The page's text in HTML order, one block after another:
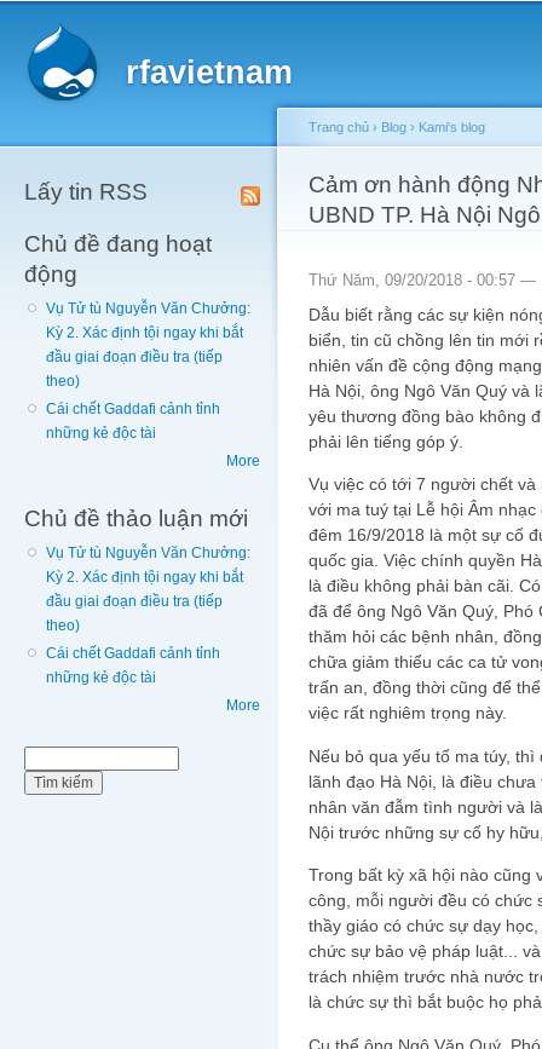
rfavietnam
Lấy tin RSS
Chủ đề đang hoạt
động
Vụ Tử tù Nguyễn Văn Chưởng:
Kỳ 2. Xác định tội ngay khi bắt
đầu giai đoạn điều tra (tiếp
theo)
Cái chết Gaddafi cảnh tỉnh
những kẻ độc tài
More
Chủ đề thảo luận mới
Vụ Tử tù Nguyễn Văn Chưởng:
Kỳ 2. Xác định tội ngay khi bắt
đầu giai đoạn điều tra (tiếp
theo)
Cái chết Gaddafi cảnh tỉnh
những kẻ độc tài
More
You are here
Trang chủ › Blog › Kami's blog
Cảm ơn hành động
UBND TP. Hà Nội
Thứ Năm, 09/20/2018 - 00:57 —
Dẫu biết rằng các sự kiện
biển, tin cũ chồng lên tin mới
nhiên vấn đề cộng động
Hà Nội, ông Ngô Văn Quý và
yêu thương đồng bào không
phải lên tiếng góp ý.
Vụ việc có tới 7 người chết
với ma tuý tại Lễ hội Âm
đêm 16/9/2018 là một sự cố
quốc gia. Việc chính quyền
là điều không phải bàn cãi.
đã để ông Ngô Văn Quý, Phó
thăm hỏi các bệnh nhân,
chữa giảm thiểu các ca tử
trấn an, đồng thời cũng để
việc rất nghiêm trọng này.
Nếu bỏ qua yếu tố ma túy,
lãnh đạo Hà Nội, là điều
nhân văn đẫm tình người và
Nội trước những sự cố hy
Trong bất kỳ xã hội nào cũng
công, mỗi người đều có chức
thầy giáo có chức sự dạy
chức sự bảo vệ pháp luật...
trách nhiệm trước nhà nước
là chức sự thì bắt buộc họ